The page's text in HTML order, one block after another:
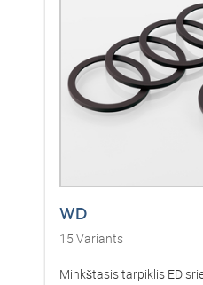
WD
15 Variants
Minkštasis tarpiklis ED